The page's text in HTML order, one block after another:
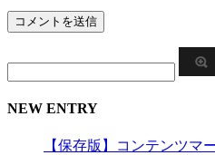
NEW ENTRY
【保存版】コンテンツマ